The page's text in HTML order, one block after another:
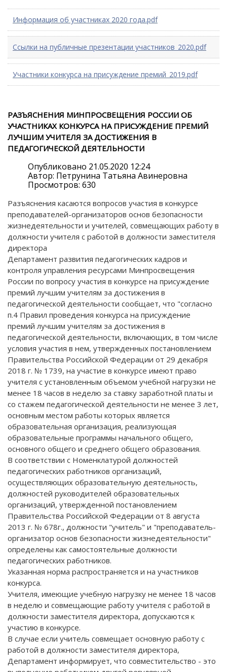
Информация об участниках 2020 года.pdf
Ссылки на публичные презентации участников_2020.pdf
Участники конкурса на присуждение премий_2019.pdf
РАЗЪЯСНЕНИЯ МИНПРОСВЕЩЕНИЯ РОССИИ ОБ
УЧАСТНИКАХ КОНКУРСА НА ПРИСУЖДЕНИЕ ПРЕМИЙ
ЛУЧШИМ УЧИТЕЛЯ ЗА ДОСТИЖЕНИЯ В
ПЕДАГОГИЧЕСКОЙ ДЕЯТЕЛЬНОСТИ
Опубликовано 21.05.2020 12:24
Автор: Петрунина Татьяна Авинеровна
Просмотров: 630
Разъяснения касаются вопросов участия в конкурсе
преподавателей-организаторов основ безопасности
жизнедеятельности и учителей, совмещающих работу в
должности учителя с работой в должности заместителя
директора
Департамент развития педагогических кадров и
контроля управления ресурсами Минпросвещения
России по вопросу участия в конкурсе на присуждение
премий лучшим учителям за достижения в
педагогической деятельности сообщает, что "согласно
п.4 Правил проведения конкурса на присуждение
премий лучшим учителям за достижения в
педагогической деятельности, включающих, в том числе
условия участия в нем, утвержденных постановлением
Правительства Российской Федерации от 29 декабря
2018 г. № 1739, на участие в конкурсе имеют право
учителя с установленным объемом учебной нагрузки не
менее 18 часов в неделю за ставку заработной платы и
со стажем педагогической деятельности не менее 3 лет,
основным местом работы которых является
образовательная организация, реализующая
образовательные программы начального общего,
основного общего и среднего общего образования.
В соответствии с Номенклатурой должностей
педагогических работников организаций,
осуществляющих образовательную деятельность,
должностей руководителей образовательных
организаций, утвержденной постановлением
Правительства Российской Федерации от 8 августа
2013 г. № 678г., должности "учитель" и "преподаватель-
организатор основ безопасности жизнедеятельности"
определены как самостоятельные должности
педагогических работников.
Указанная норма распространяется и на участников
конкурса.
Учителя, имеющие учебную нагрузку не менее 18 часов
в неделю и совмещающие работу учителя с работой в
должности заместителя директора, допускаются к
участию в конкурсе.
В случае если учитель совмещает основную работу с
работой в должности заместителя директора,
Департамент информирует, что совместительство - это